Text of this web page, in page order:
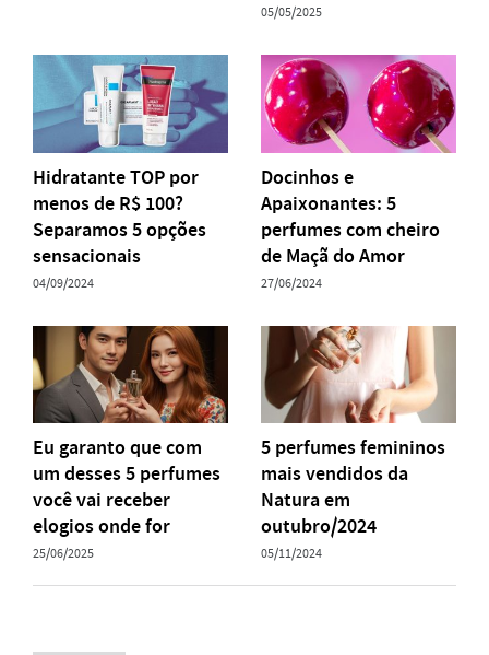
05/05/2025
Hidratante TOP por
menos de R$ 100?
Separamos 5 opções
sensacionais
04/09/2024
Docinhos e
Apaixonantes: 5
perfumes com cheiro
de Maçã do Amor
27/06/2024
Eu garanto que com
um desses 5 perfumes
você vai receber
elogios onde for
25/06/2025
5 perfumes femininos
mais vendidos da
Natura em
outubro/2024
05/11/2024